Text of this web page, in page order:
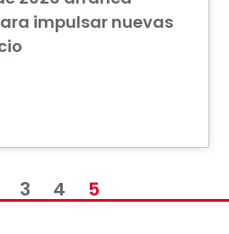
impulsar nuevas
3 4 5